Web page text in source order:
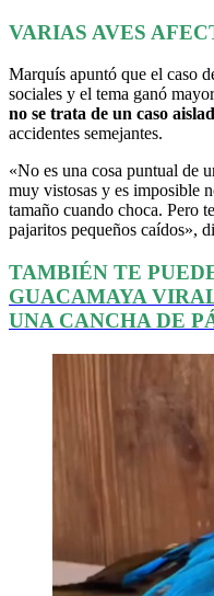
VARIAS AVES
Marquís apuntó que el caso
sociales y el tema ganó
no se trata de un caso
accidentes semejantes.
«No es una cosa puntual de
muy vistosas y es imposible
tamaño cuando choca. Pero
pajaritos pequeños caídos»,
TAMBIÉN TE
GUACAMAYA
UNA CANCHA DE